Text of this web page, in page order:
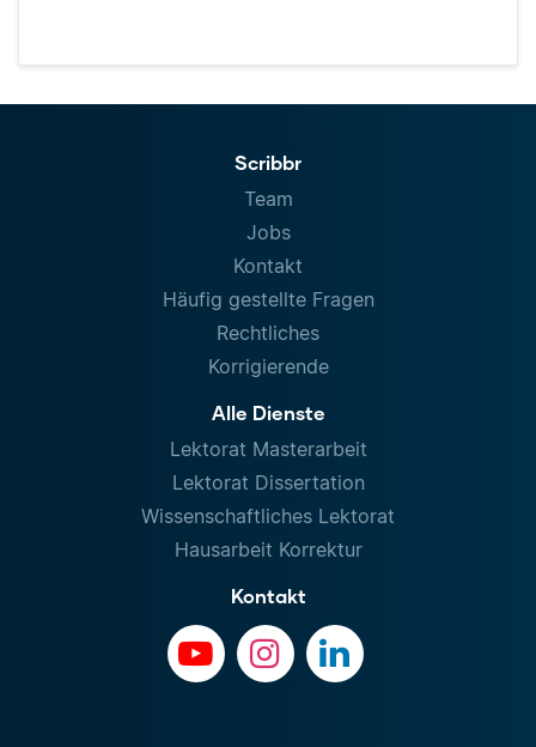
Scribbr
Team
Jobs
Kontakt
Häufig gestellte Fragen
Rechtliches
Korrigierende
Alle Dienste
Lektorat Masterarbeit
Lektorat Dissertation
Wissenschaftliches Lektorat
Hausarbeit Korrektur
Kontakt